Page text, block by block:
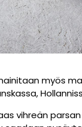
myös
vihreän